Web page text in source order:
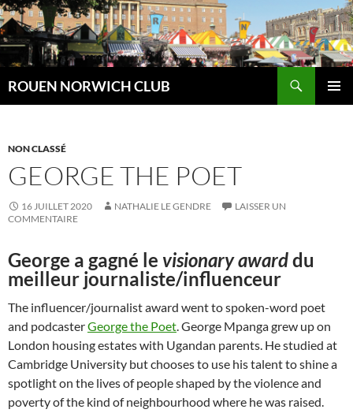
Aller
au
contenu
ROUEN NORWICH CLUB
NON CLASSÉ
GEORGE THE POET
16 JUILLET 2020 NATHALIE LE GENDRE
LAISSER UN
COMMENTAIRE
George a gagné le visionary awarddu
meilleur journaliste/influenceur
The influencer/journalist award went to spoken-word poet
and podcasterGeorge the Poet. George Mpanga grew up on
London housing estates with Ugandan parents. He studied at
Cambridge University but chooses to use his talent to shine a
spotlight on the lives of people shaped by the violence and
poverty of the kind of neighbourhood where he was raised.